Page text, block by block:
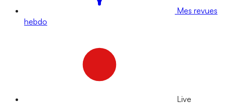
Mes revues
hebdo
Live